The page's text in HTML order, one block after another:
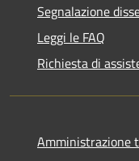
Segnalazione
Leggi le FAQ
Richiesta di
Amministrazione